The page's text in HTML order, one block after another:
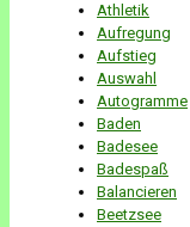
Athletik
Aufregung
Aufstieg
Auswahl
Autogramme
Baden
Badesee
Badespaß
Balancieren
Beetzsee